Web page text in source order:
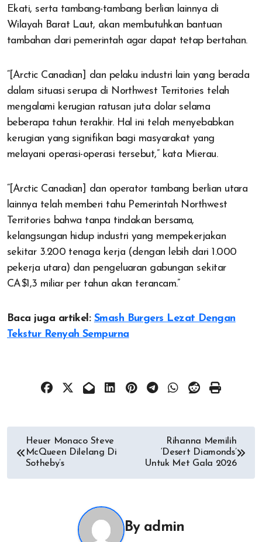
Ekati, serta tambang-tambang berlian lainnya di
Wilayah Barat Laut, akan membutuhkan bantuan
tambahan dari pemerintah agar dapat tetap bertahan.
“[Arctic Canadian] dan pelaku industri lain yang berada
dalam situasi serupa di Northwest Territories telah
mengalami kerugian ratusan juta dolar selama
beberapa tahun terakhir. Hal ini telah menyebabkan
kerugian yang signifikan bagi masyarakat yang
melayani operasi-operasi tersebut,” kata Mierau.
“[Arctic Canadian] dan operator tambang berlian utara
lainnya telah memberi tahu Pemerintah Northwest
Territories bahwa tanpa tindakan bersama,
kelangsungan hidup industri yang mempekerjakan
sekitar 3.200 tenaga kerja (dengan lebih dari 1.000
pekerja utara) dan pengeluaran gabungan sekitar
CA$1,3 miliar per tahun akan terancam.”
Baca juga artikel: Smash Burgers Lezat Dengan
Tekstur Renyah Sempurna
Post
navigation
Heuer Monaco Steve
McQueen Dilelang Di
Sotheby’s
Rihanna Memilih
‘Desert Diamonds’
Untuk Met Gala 2026
By admin